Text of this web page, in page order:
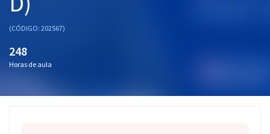
Atendimento
(CÓDIGO: 202567)
248
Horas de aula